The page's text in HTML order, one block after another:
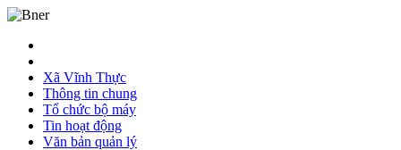
Xã Vĩnh Thực
Thông tin chung
Tổ chức bộ máy
Tin hoạt động
Văn bản quản lý